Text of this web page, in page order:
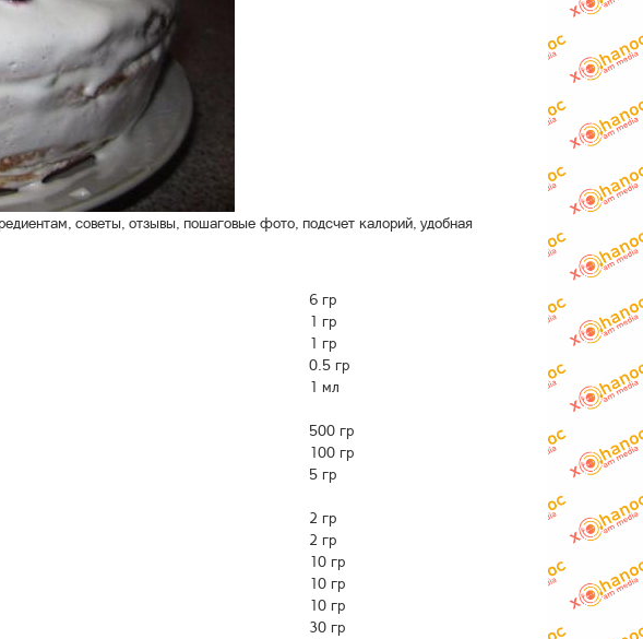
советы, отзывы, пошаговые фото, подсчет калорий, удобная
6 гр
1 гр
1 гр
0.5 гр
1 мл
500 гр
100 гр
5 гр
2 гр
2 гр
10 гр
10 гр
10 гр
30 гр